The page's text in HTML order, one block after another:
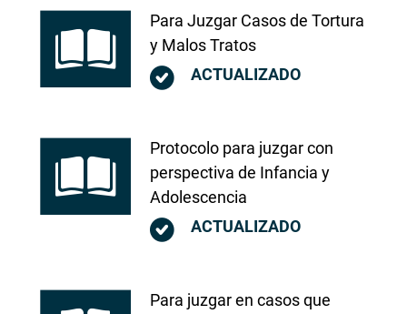
Para Juzgar Casos de Tortura
y Malos Tratos
ACTUALIZADO
Protocolo para juzgar con
perspectiva de Infancia y
Adolescencia
ACTUALIZADO
Para juzgar en casos que